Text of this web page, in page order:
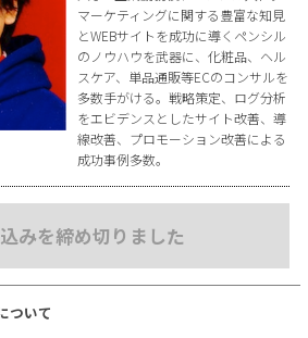
マーケティングに関する豊富な知見
とWEBサイトを成功に導くペンシル
のノウハウを武器に、化粧品、ヘル
スケア、単品通販等ECのコンサルを
多数手がける。戦略策定、ログ分析
をエビデンスとしたサイト改善、導
線改善、プロモーション改善による
成功事例多数。
みを締め切りました
ついて